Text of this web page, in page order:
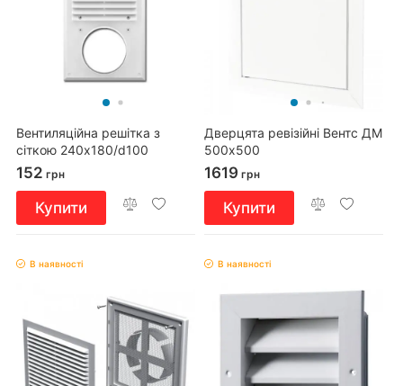
Вентиляційна решітка з
сіткою 240x180/d100
152 грн
Купити
Дверцята ревізійні Вентс ДМ
500х500
1619 грн
Купити
В наявності В наявності